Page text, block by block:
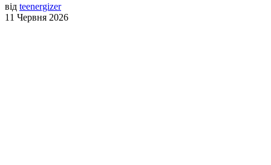
від teenergizer
11 Червня 2026